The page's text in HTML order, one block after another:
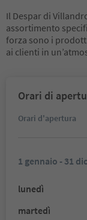
Il Despar di
assortimento
forza sono i
ai clienti in
Orari di
Orari d'apertura
1 gennaio - 31
lunedì
martedì